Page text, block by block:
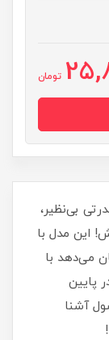
تومان
و قدرتی بی‌نظیر،
این مدل با
می‌دهد با
پایین
آشنا